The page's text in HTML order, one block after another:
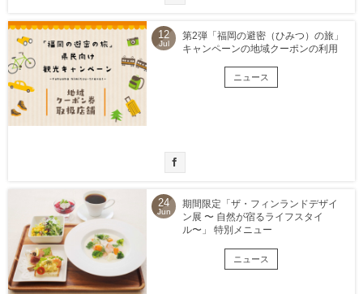
12
Jul
第2弾「福岡の避密（ひみつ）の旅」
キャンペーンの地域クーポンの利用
ニュース
24
Jun
期間限定「ザ・フィンランドデザイ
ン展 〜 自然が宿るライフスタイ
ル〜」 特別メニュー
ニュース